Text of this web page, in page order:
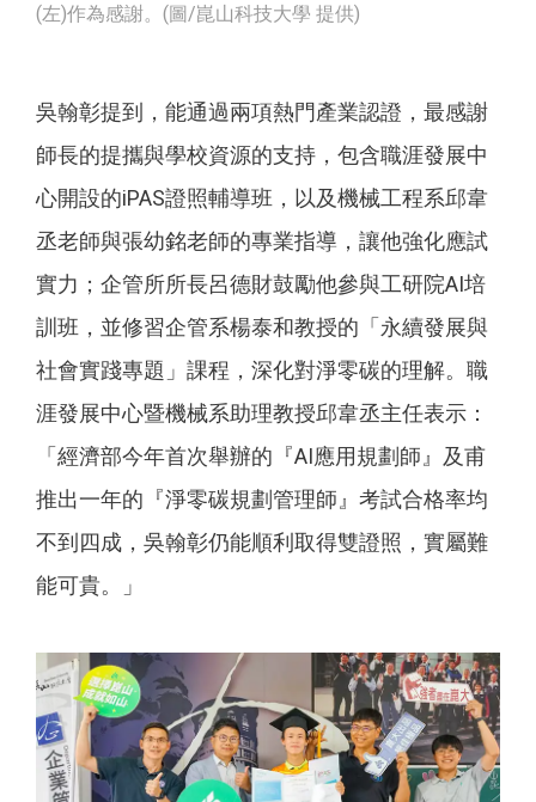
(左)作為感謝。(圖/崑山科技大學 提供)
吳翰彰提到，能通過兩項熱門產業認證，最感謝
師長的提攜與學校資源的支持，包含職涯發展中
心開設的iPAS證照輔導班，以及機械工程系邱韋
丞老師與張幼銘老師的專業指導，讓他強化應試
實力；企管所所長呂德財鼓勵他參與工研院AI培
訓班，並修習企管系楊泰和教授的「永續發展與
社會實踐專題」課程，深化對淨零碳的理解。職
涯發展中心暨機械系助理教授邱韋丞主任表示：
「經濟部今年首次舉辦的『AI應用規劃師』及甫
推出一年的『淨零碳規劃管理師』考試合格率均
不到四成，吳翰彰仍能順利取得雙證照，實屬難
能可貴。」